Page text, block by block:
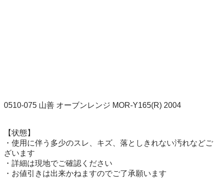
0510-075 山善 オーブンレンジ MOR-Y165(R) 2004
【状態】
・使用に伴う多少のスレ、キズ、落としきれない汚れなどご
ざいます
・詳細は現地でご確認ください
・お値引きは出来かねますのでご了承願います